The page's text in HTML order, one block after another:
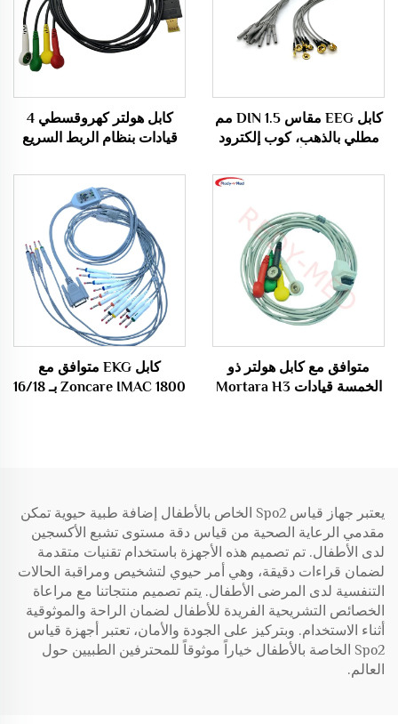
كابل EEG مقاس DIN 1.5 مم
مطلي بالذهب، كوب إلكترود
كابل هولتر كهروقسطي 4
قيادات بنظام الربط السريع
متوافق مع كابل هولتر ذو
الخمسة قيادات Mortara H3
كابل EKG متوافق مع
Zoncare IMAC 1800 بـ 16/18
يعتبر جهاز قياس Spo2 الخاص بالأطفال إضافة طبية حيوية تمكن
مقدمي الرعاية الصحية من قياس دقة مستوى تشبع الأكسجين
لدى الأطفال. تم تصميم هذه الأجهزة باستخدام تقنيات متقدمة
لضمان قراءات دقيقة، وهي أمر حيوي لتشخيص ومراقبة الحالات
التنفسية لدى المرضى الأطفال. يتم تصميم منتجاتنا مع مراعاة
الخصائص التشريحية الفريدة للأطفال لضمان الراحة والموثوقية
أثناء الاستخدام. وبتركيز على الجودة والأمان، تعتبر أجهزة قياس
Spo2 الخاصة بالأطفال خياراً موثوقاً للمحترفين الطبيين حول
العالم.